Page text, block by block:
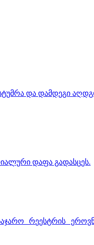
და დამდეგი
დაფა გადასცეს.
რეესტრის